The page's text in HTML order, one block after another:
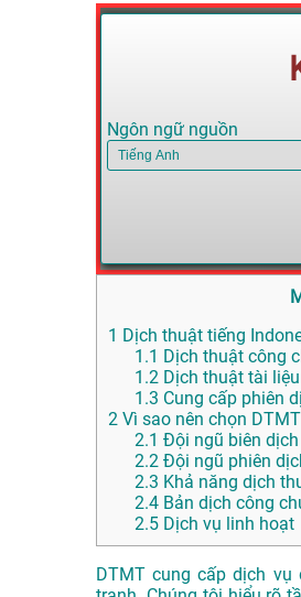
Ngôn ngữ nguồn
1 Dịch thuật tiếng
1.1 Dịch thuật công
1.2 Dịch thuật tài
1.3 Cung cấp phiên
2 Vì sao nên chọn
2.1 Đội ngũ biên
2.2 Đội ngũ phiên
2.3 Khả năng dịch
2.4 Bản dịch công
2.5 Dịch vụ linh hoạt
DTMT cung cấp dịch